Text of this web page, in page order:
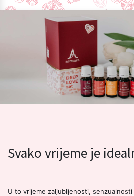
Svako vrijeme je
U to vrijeme zaljubljenosti,